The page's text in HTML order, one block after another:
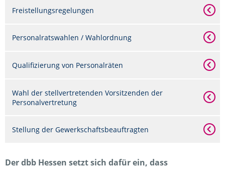
Freistellungsregelungen
Personalratswahlen / Wahlordnung
Qualifizierung von Personalräten
Wahl der stellvertretenden Vorsitzenden der
Personalvertretung
Stellung der Gewerkschaftsbeauftragten
Der dbb Hessen setzt sich dafür ein, dass